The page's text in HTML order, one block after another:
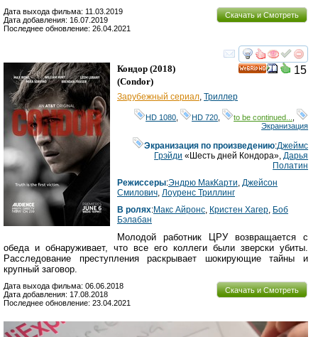
Скачать и Смотреть
Дата выхода фильма: 11.03.2019
Дата добавления: 16.07.2019
Последнее обновление: 26.04.2021
смотреть
15
Кондор (2018)
(Condor)
Зарубежный сериал Триллер
HD 1080 HD 720 to be continued...
Экранизация
Экранизация по произведению:Джеймс
Грэйди «Шесть дней Кондора», Дарья
Полатин
Режиссеры:Эндрю МакКарти Джейсон
Смилович Лоуренс Триллинг
В ролях:Макс Айронс Кристен Хагер Боб
Бэлабан
Молодой работник ЦРУ возвращается с
обеда и обнаруживает, что все его коллеги были зверски убиты.
Расследование преступления раскрывает шокирующие тайны и
крупный заговор.
Скачать и Смотреть
Дата выхода фильма: 06.06.2018
Дата добавления: 17.08.2018
Последнее обновление: 23.04.2021